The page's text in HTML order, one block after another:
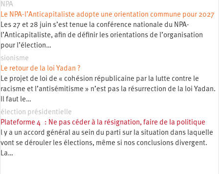
NPA
Le NPA-l’Anticapitaliste adopte une orientation commune pour 2027
Les 27 et 28 juin s’est tenue la conférence nationale du NPA-
l’Anticapitaliste, afin de définir les orientations de l’organisation
pour l’élection…
sionisme
Le retour de la loi Yadan ?
Le projet de loi de « cohésion républicaine par la lutte contre le
racisme et l’antisémitisme » n’est pas la résurrection de la loi Yadan.
Il faut le…
élection présidentielle
Plateforme 4 : Ne pas céder à la résignation, faire de la politique
l y a un accord général au sein du parti sur la situation dans laquelle
vont se dérouler les élections, même si nos conclusions divergent.
La…